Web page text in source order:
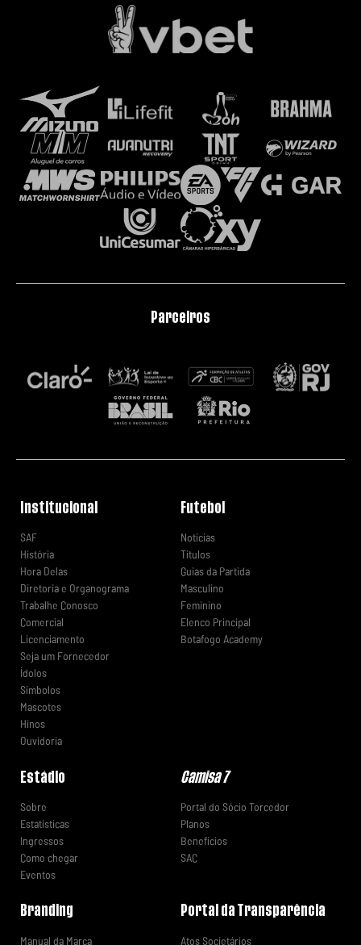
Parceiros
Institucional
SAF
História
Hora Delas
Diretoria e Organograma
Trabalhe Conosco
Comercial
Licenciamento
Seja um Fornecedor
Ídolos
Símbolos
Mascotes
Hinos
Ouvidoria
Futebol
Notícias
Títulos
Guias da Partida
Masculino
Feminino
Elenco Principal
Botafogo Academy
Estádio
Sobre
Estatísticas
Ingressos
Como chegar
Eventos
Camisa 7
Portal do Sócio Torcedor
Planos
Benefícios
SAC
Branding
Manual da Marca
Portal da Transparência
Atos Societários